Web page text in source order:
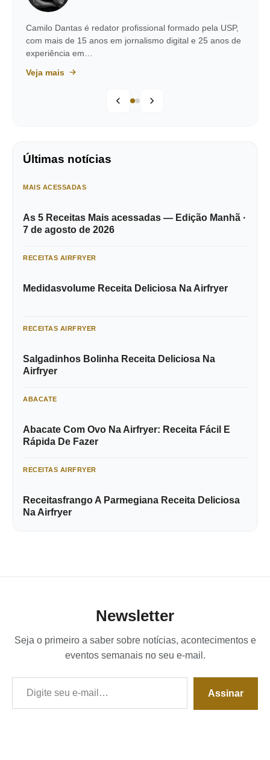
Camilo Dantas é redator profissional formado pela USP,
com mais de 15 anos em jornalismo digital e 25 anos de
experiência em…
Veja mais
Últimas notícias
MAIS ACESSADAS
As 5 Receitas Mais acessadas — Edição Manhã ·
7 de agosto de 2026
RECEITAS AIRFRYER
Medidasvolume Receita Deliciosa Na Airfryer
RECEITAS AIRFRYER
Salgadinhos Bolinha Receita Deliciosa Na
Airfryer
ABACATE
Abacate Com Ovo Na Airfryer: Receita Fácil E
Rápida De Fazer
RECEITAS AIRFRYER
Receitasfrango A Parmegiana Receita Deliciosa
Na Airfryer
Newsletter
Seja o primeiro a saber sobre notícias, acontecimentos e
eventos semanais no seu e-mail.
Digite seu e-mail…
Assinar